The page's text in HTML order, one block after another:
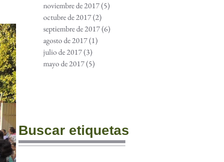
noviembre de 2017(5)
octubre de 2017(2)
septiembre de 2017(6)
agosto de 2017(1)
julio de 2017(3)
mayo de 2017(5)
Buscar etiquetas